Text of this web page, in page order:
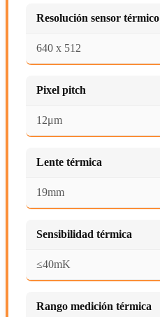
Resolución sensor térmico
640 x 512
Pixel pitch
12μm
Lente térmica
19mm
Sensibilidad térmica
≤40mK
Rango medición térmica